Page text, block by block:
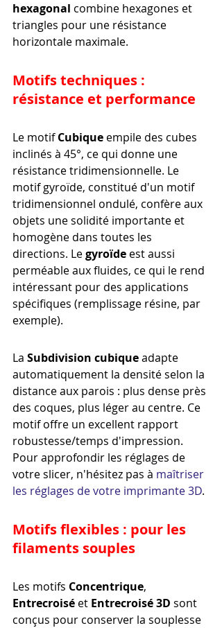
hexagonal combine hexagones et
triangles pour une résistance
horizontale maximale.
Motifs techniques :
résistance et performance
Le motif Cubique empile des cubes
inclinés à 45°, ce qui donne une
résistance tridimensionnelle. Le
motif gyroïde, constitué d'un motif
tridimensionnel ondulé, confère aux
objets une solidité importante et
homogène dans toutes les
directions. Le gyroïde est aussi
perméable aux fluides, ce qui le rend
intéressant pour des applications
spécifiques (remplissage résine, par
exemple).
La Subdivision cubique adapte
automatiquement la densité selon la
distance aux parois : plus dense près
des coques, plus léger au centre. Ce
motif offre un excellent rapport
robustesse/temps d'impression.
Pour approfondir les réglages de
votre slicer, n'hésitez pas à maîtriser
les réglages de votre imprimante 3D.
Motifs flexibles : pour les
filaments souples
Les motifs Concentrique,
Entrecroisé et Entrecroisé 3D sont
conçus pour conserver la souplesse